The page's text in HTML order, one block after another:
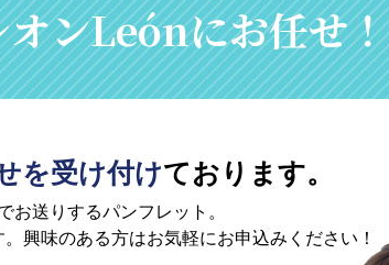
オンLeónにお任せ！
を受け付けております。
お送りするパンフレット。
興味のある方はお気軽にお申込みください！